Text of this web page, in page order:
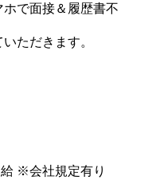
で面接＆履歴書不
ただきます。
給 ※会社規定有り